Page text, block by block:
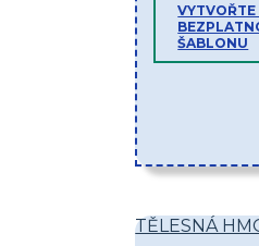
VYTVOŘTE
ŠABLONU
TĚLESNÁ